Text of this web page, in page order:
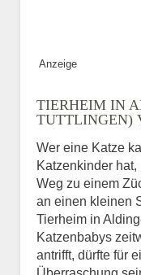
Keine
Ort
Anzeige
TIERHEIM IN
TUTTLINGEN)
Wer eine Katze
Katzenkinder
Weg zu einem
an einen kleinen
Tierheim in
Katzenbabys
antrifft, dürfte für